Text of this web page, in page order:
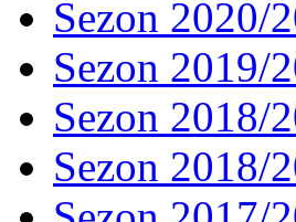
Sezon 2020/
Sezon 2019/
Sezon 2018/
Sezon 2018/